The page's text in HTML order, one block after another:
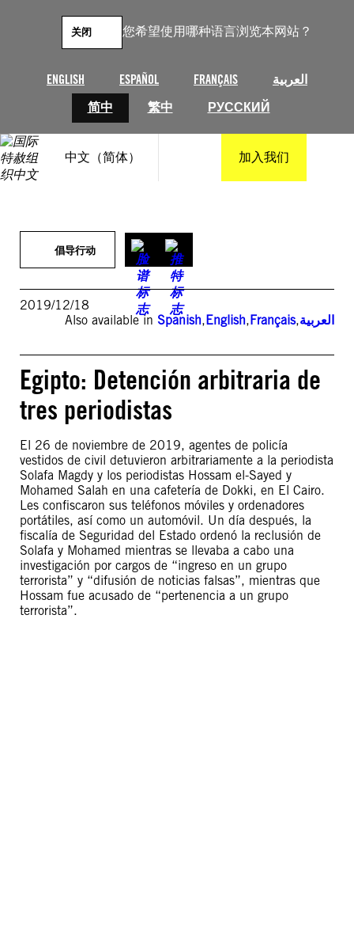
您希望使用哪种语言浏览本网站？
ENGLISH ESPAÑOL FRANÇAIS
العربية
简中
繁中 РУССКИЙ
关闭
中文（简体） 加入我们
倡导行动
2019/12/18
Also available in Spanish,English,Français,العربية
Egipto: Detención arbitraria de
tres periodistas
El 26 de noviembre de 2019, agentes de policía
vestidos de civil detuvieron arbitrariamente a la periodista
Solafa Magdy y los periodistas Hossam el-Sayed y
Mohamed Salah en una cafetería de Dokki, en El Cairo.
Les confiscaron sus teléfonos móviles y ordenadores
portátiles, así como un automóvil. Un día después, la
fiscalía de Seguridad del Estado ordenó la reclusión de
Solafa y Mohamed mientras se llevaba a cabo una
investigación por cargos de “ingreso en un grupo
terrorista” y “difusión de noticias falsas”, mientras que
Hossam fue acusado de “pertenencia a un grupo
terrorista”.